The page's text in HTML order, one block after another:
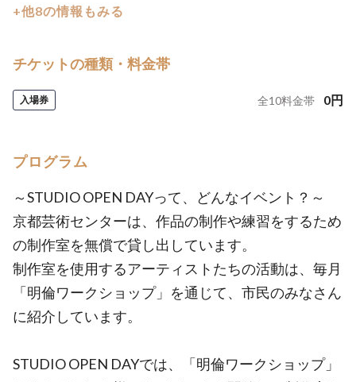
+他8の情報もみる
チケットの種類・料金帯
入場券 全10料金帯 0円
プログラム
～STUDIO OPEN DAYって、どんなイベント？～
京都芸術センターは、作品の制作や練習をするため
の制作室を無償で貸し出しています。
制作室を使用するアーティストたちの活動は、毎月
「明倫ワークショップ」を通じて、市民のみなさん
に紹介しています。
STUDIO OPEN DAYでは、「明倫ワークショップ」